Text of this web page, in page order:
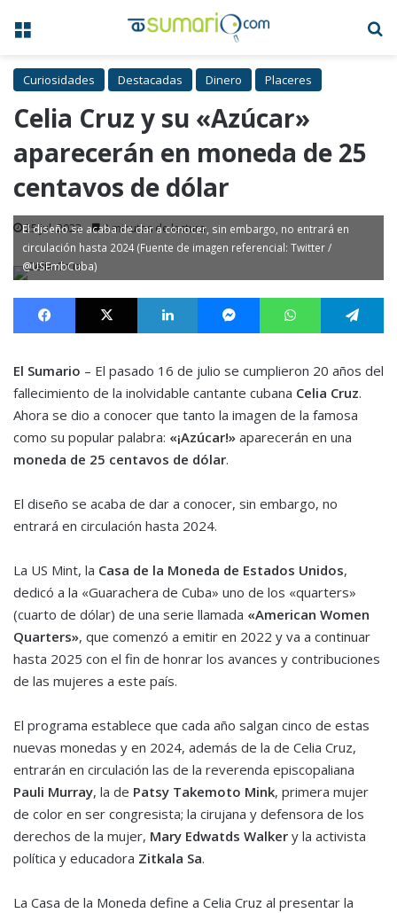
Menú
Curiosidades Destacadas Dinero Placeres
Celia Cruz y su «Azúcar»
aparecerán en moneda de 25
centavos de dólar
25 Jul, 2023 2 minutos de lectura
El diseño se acaba de dar a conocer, sin embargo, no entrará en
circulación hasta 2024 (Fuente de imagen referencial: Twitter /
@USEmbCuba)
Facebook X LinkedIn MessengerWhatsApp
El Sumario – El pasado 16 de julio se cumplieron 20 años del
fallecimiento de la inolvidable cantante cubana Celia Cruz.
Ahora se dio a conocer que tanto la imagen de la famosa
como su popular palabra: «¡Azúcar!» aparecerán en una
moneda de 25 centavos de dólar.
El diseño se acaba de dar a conocer, sin embargo, no
entrará en circulación hasta 2024.
La US Mint, la Casa de la Moneda de Estados Unidos,
dedicó a la «Guarachera de Cuba» uno de los «quarters»
(cuarto de dólar) de una serie llamada «American Women
Quarters», que comenzó a emitir en 2022 y va a continuar
hasta 2025 con el fin de honrar los avances y contribuciones
de las mujeres a este país.
El programa establece que cada año salgan cinco de estas
nuevas monedas y en 2024, además de la de Celia Cruz,
entrarán en circulación las de la reverenda episcopaliana
Pauli Murray, la de Patsy Takemoto Mink, primera mujer
de color en ser congresista; la cirujana y defensora de los
derechos de la mujer, Mary Edwatds Walker y la activista
política y educadora Zitkala Sa.
La Casa de la Moneda define a Celia Cruz al presentar la